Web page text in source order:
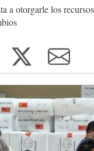
a otorgarle los